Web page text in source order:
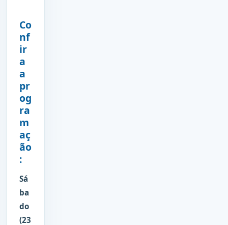
Co
nf
ir
a
a
pr
og
ra
m
aç
ão
:
Sá
ba
do
(23